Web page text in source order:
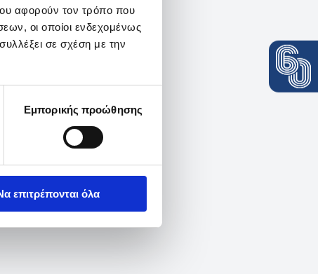
αφορούν τον τρόπο που
οι οποίοι ενδεχομένως
σε σχέση με την
Εμπορικής προώθησης
επιτρέπονται όλα